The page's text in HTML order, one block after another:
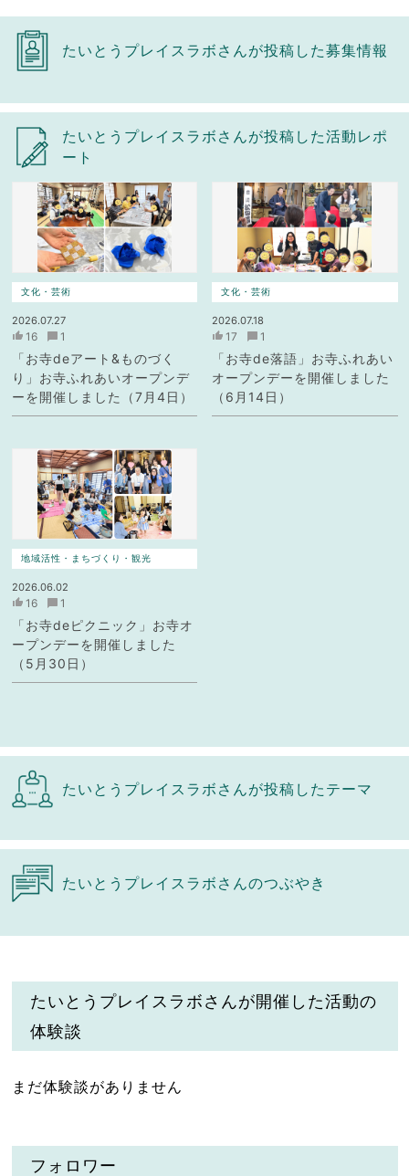
たいとうプレイスラボさんが投稿した募集情報
たいとうプレイスラボさんが投稿した活動レポ
ート
文化・芸術
2026.07.27
16 1
「お寺deアート&ものづく
り」お寺ふれあいオープンデ
ーを開催しました（7月4日）
文化・芸術
2026.07.18
17 1
「お寺de落語」お寺ふれあい
オープンデーを開催しました
（6月14日）
地域活性・まちづくり・観光
2026.06.02
16 1
「お寺deピクニック」お寺オ
ープンデーを開催しました
（5月30日）
たいとうプレイスラボさんが投稿したテーマ
たいとうプレイスラボさんのつぶやき
たいとうプレイスラボさんが開催した活動の
体験談
まだ体験談がありません
フォロワー